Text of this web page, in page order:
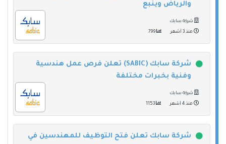
والرياض وينبع
شركة سابك
منذ 3 أشهر
شركة سابك (SABIC) تعلن فرص عمل هندسية
وفنية بخبرات مختلفة
شركة سابك
منذ 4 أشهر
شركة سابك تعلن فتح التوظيف للمهندسين في